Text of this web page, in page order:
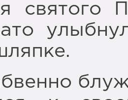
святого